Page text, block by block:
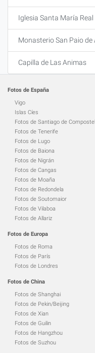
Iglesia Santa María Real
Monasterio San Paio
Capilla de Las Animas
Fotos de España
Vigo
Islas Cíes
Fotos de Santiago de
Fotos de Tenerife
Fotos de Lugo
Fotos de Baiona
Fotos de Nigrán
Fotos de Cangas
Fotos de Moaña
Fotos de Redondela
Fotos de Soutomaior
Fotos de Vilaboa
Fotos de Allariz
Fotos de Europa
Fotos de Roma
Fotos de París
Fotos de Londres
Fotos de China
Fotos de Shanghai
Fotos de Pekin/Beijing
Fotos de Xian
Fotos de Guilin
Fotos de Hangzhou
Fotos de Suzhou